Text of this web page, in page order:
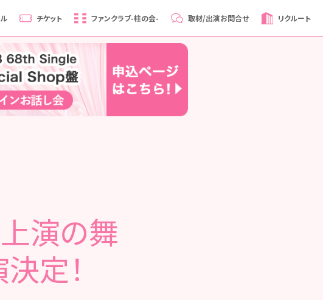
チケット ファンクラブ-柱の会- 取材/出演お問合せ リクルート
演の舞
定！